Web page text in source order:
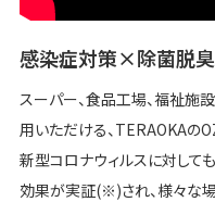
感染症対策×除菌脱臭
スーパー、食品工場、福祉施
用いただける、TERAOKAの
新型コロナウィルスに対して
効果が実証(※)され、様々な